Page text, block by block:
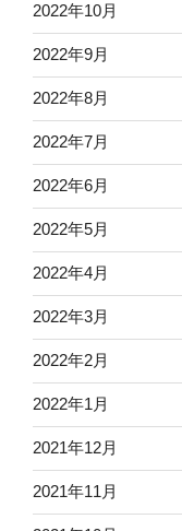
2022年10月
2022年9月
2022年8月
2022年7月
2022年6月
2022年5月
2022年4月
2022年3月
2022年2月
2022年1月
2021年12月
2021年11月